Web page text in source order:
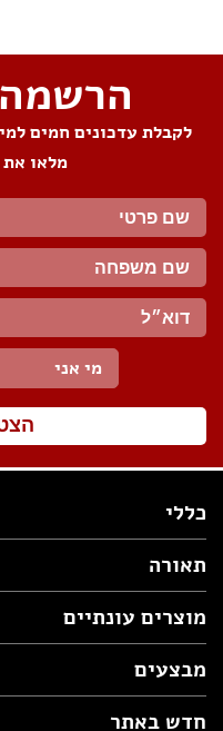
הרשמה
לקבלת עדכונים חמים
מלאו
מי אני
כללי
תאורה
מוצרים עונתיים
מבצעים
חדש באתר